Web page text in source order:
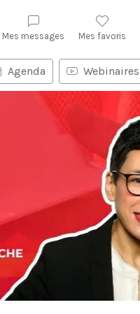
Mes messages Mes favoris
Agenda Webinaires